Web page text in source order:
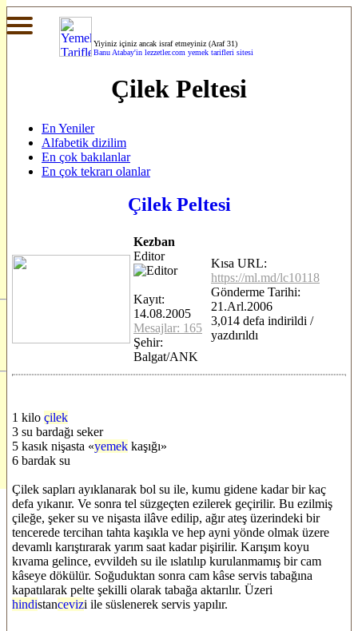
Yiyiniz içiniz ancak israf etmeyiniz (Araf 31)
Banu Atabay'in lezzetler.com yemek tarifleri sitesi
Çilek Peltesi
En Yeniler
Alfabetik dizilim
En çok bakılanlar
En çok tekrarı olanlar
Çilek Peltesi
Kezban
Editor
Kayıt:
14.08.2005
Mesajlar: 165
Şehir:
Balgat/ANK
Kısa URL:
https://ml.md/lc10118
Gönderme Tarihi:
21.Arl.2006
3,014 defa indirildi /
yazdırıldı
1 kilo çilek
3 su bardağı seker
5 kasık nişasta «yemek kaşığı»
6 bardak su
Çilek sapları ayıklanarak bol su ile, kumu gidene kadar bir kaç
defa yıkanır. Ve sonra tel süzgeçten ezilerek geçirilir. Bu ezilmiş
çileğe, şeker su ve nişasta ilâve edilip, ağır ateş üzerindeki bir
tencerede tercihan tahta kaşıkla ve hep ayni yönde olmak üzere
devamlı karıştırarak yarım saat kadar pişirilir. Karışım koyu
kıvama gelince, evvildeh su ile ıslatılıp kurulanmamış bir cam
kâseye dökülür. Soğuduktan sonra cam kâse servis tabağına
kapatılarak pelte şekilli olarak tabağa aktarılır. Üzeri
hindistancevizi ile süslenerek servis yapılır.